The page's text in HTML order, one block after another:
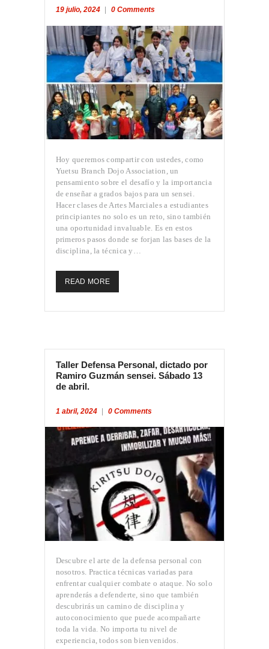
19 julio, 2024 0 Comments
Hoy queremos compartir con ustedes, como
Yuetsu Branch Dojo Association, un
pensamiento sobre el desafío y la importancia
de enseñar a grados bajos para un sensei.
Hacer clases de Artes Marciales a estudiantes
principiantes no solo es un reto, sino también
una oportunidad invaluable. Es en estos
primeros pasos donde se forjan las bases de la
disciplina, la técnica y…
READ MORE
Taller Defensa Personal, dictado por
Ramiro Guzmán sensei. Sábado 13
de abril.
1 abril, 2024 0 Comments
Descubre el arte de la defensa personal con
nosotros. Practica técnicas variadas para
enfrentar cualquier combate o ataque. No solo
aprenderás a defenderte, sino que también
descubrirás un camino de disciplina y
autoconocimiento que puede acompañarte
toda la vida. No importa tu nivel de
experiencia, todos son bienvenidos.